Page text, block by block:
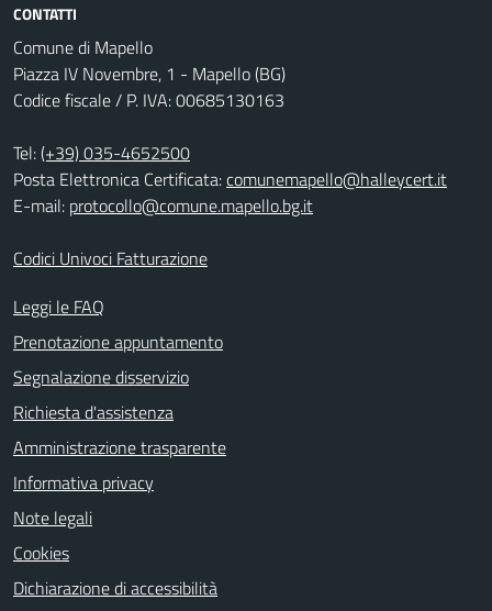
CONTATTI
Comune di Mapello
Piazza IV Novembre, 1 - Mapello (BG)
Codice fiscale / P. IVA: 00685130163
Tel:(+39) 035-4652500
Posta Elettronica Certificata:comunemapello@halleycert.it
E-mail: protocollo@comune.mapello.bg.it
Codici Univoci Fatturazione
Leggi le FAQ
Prenotazione appuntamento
Segnalazione disservizio
Richiesta d'assistenza
Amministrazione trasparente
Informativa privacy
Note legali
Cookies
Dichiarazione di accessibilità